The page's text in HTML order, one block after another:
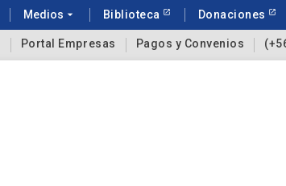
Medios arrow_drop_down Biblioteca Donaciones
Portal Empresas Pagos y Convenios